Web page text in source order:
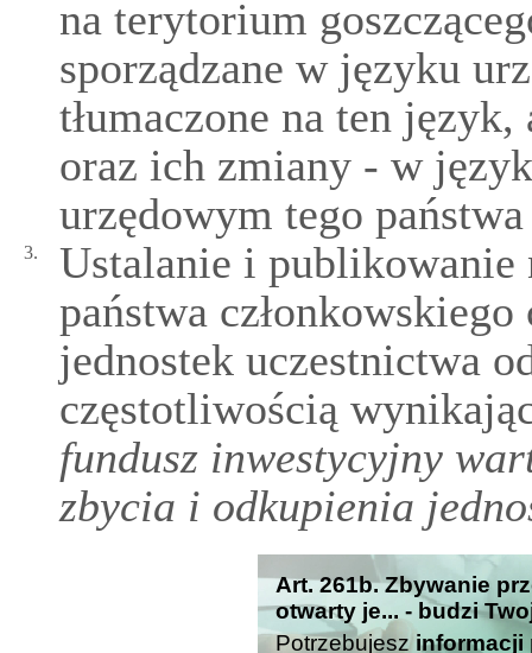
na terytorium
sporządzane w języku
tłumaczone na ten
oraz ich zmiany - w
urzędowym tego
3.
Ustalanie i publikowanie
państwa
jednostek uczestnictwa
częstotliwością
fundusz inwestycyjny
zbycia i odkupienia
Art. 261b. Zbywanie
otwarty je... - budzi
Potrzebujesz informacji